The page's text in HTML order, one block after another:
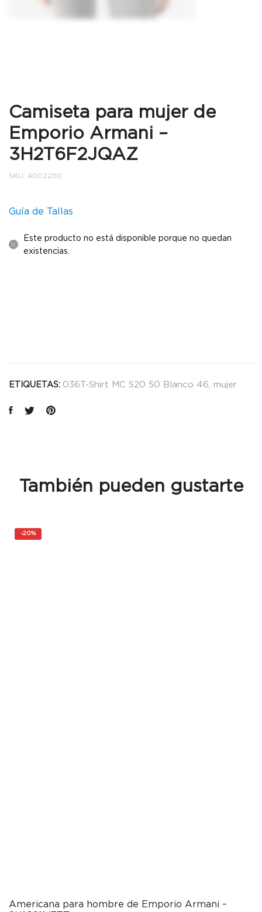
Camiseta para mujer de
Emporio Armani –
3H2T6F2JQAZ
SKU: 40022110
Guía de Tallas
Este producto no está disponible porque no quedan
existencias.
ETIQUETAS: 036T-Shirt MC S20 50 Blanco 46 mujer
También pueden gustarte
-20%
Americana para hombre de Emporio Armani –